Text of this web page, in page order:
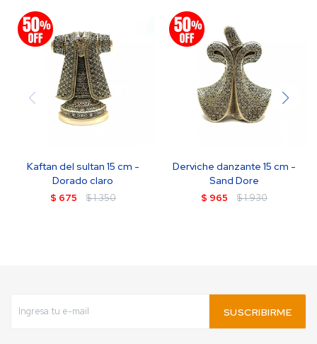
Kaftan del sultan 15 cm -
Dorado claro
$ 675 $1.350
Derviche danzante 15 cm -
Sand Dore
$ 965 $1.930
SUSCRIBIRME